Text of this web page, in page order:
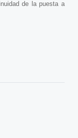
de la puesta a